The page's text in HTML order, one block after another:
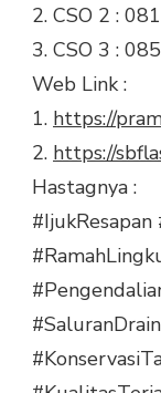
2. CSO 2 :
3. CSO 3 :
Web Link :
1. https://
2. https://
Hastagnya :
#IjukResapan